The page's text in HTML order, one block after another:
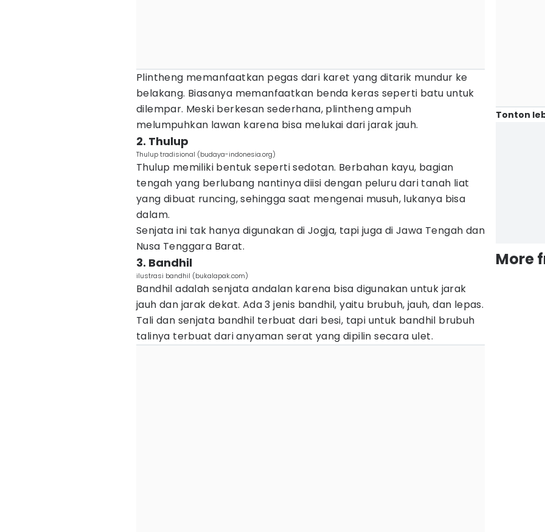
Plintheng memanfaatkan pegas dari karet yang ditarik mundur ke
belakang. Biasanya memanfaatkan benda keras seperti batu untuk
dilempar. Meski berkesan sederhana, plintheng ampuh
melumpuhkan lawan karena bisa melukai dari jarak jauh.
2. Thulup
Thulup tradisional (budaya-indonesia.org)
Thulup memiliki bentuk seperti sedotan. Berbahan kayu, bagian
tengah yang berlubang nantinya diisi dengan peluru dari tanah liat
yang dibuat runcing, sehingga saat mengenai musuh, lukanya bisa
dalam.
Senjata ini tak hanya digunakan di Jogja, tapi juga di Jawa Tengah dan
Nusa Tenggara Barat.
3. Bandhil
ilustrasi bandhil (bukalapak.com)
Bandhil adalah senjata andalan karena bisa digunakan untuk jarak
jauh dan jarak dekat. Ada 3 jenis bandhil, yaitu brubuh, jauh, dan lepas.
Tali dan senjata bandhil terbuat dari besi, tapi untuk bandhil brubuh
talinya terbuat dari anyaman serat yang dipilin secara ulet.
Tonton
More